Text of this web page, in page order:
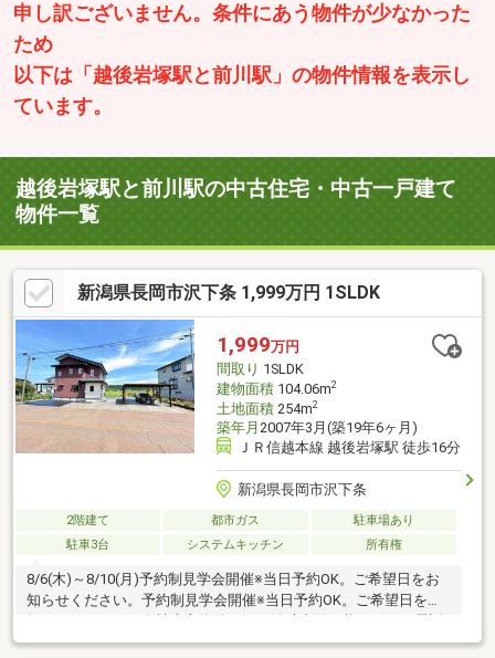
申し訳ございません。条件にあう物件が少なかった
ため
以下は「越後岩塚駅と前川駅」の物件情報を表示し
ています。
越後岩塚駅と前川駅の中古住宅・中古一戸建て
物件一覧
新潟県長岡市沢下条 1,999万円 1SLDK
1,999万円
間取り 1SLDK
建物面積104.06m2
土地面積254m2
築年月 2007年3月(築19年6ヶ月)
ＪＲ信越本線 越後岩塚駅 徒歩16分
新潟県長岡市沢下条
2階建て 都市ガス
駐車場あり
駐車3台
システムキッチン 所有権
8/6(木)～8/10(月)予約制見学会開催※当日予約OK。ご希望日をお
知らせください。予約制見学会開催※当日予約OK。ご希望日をお
かメールでご希望日をお知らせください。●標準シロアリ防除工